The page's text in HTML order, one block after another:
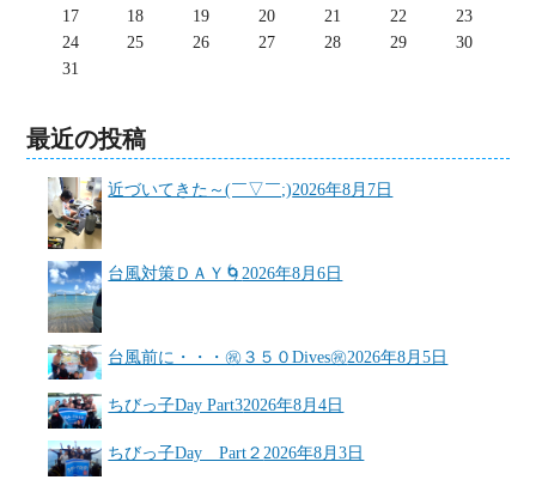
17
18 19 20 21 22
23
24
25 26 27 28 29
30
31
最近の投稿
近づいてきた～(￣▽￣;)2026年8月7日
台風対策ＤＡＹ🌀 2026年8月6日
台風前に・・・㊗３５０Dives㊗2026年8月5日
ちびっ子Day Part32026年8月4日
ちびっ子Day Part２ 2026年8月3日